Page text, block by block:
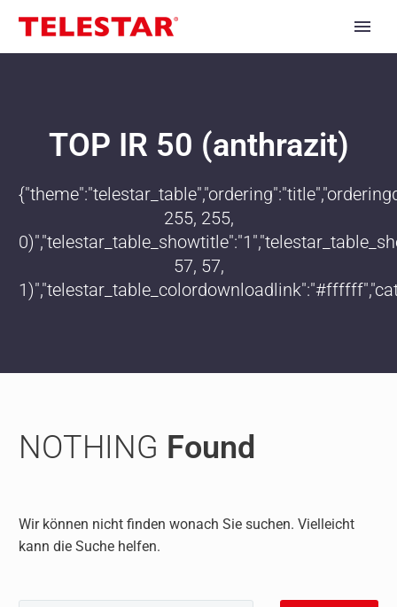
TOP IR 50 (anthrazit)
255, 255,
57, 57,
NOTHING Found
Wir können nicht finden wonach Sie suchen. Vielleicht
kann die Suche helfen.